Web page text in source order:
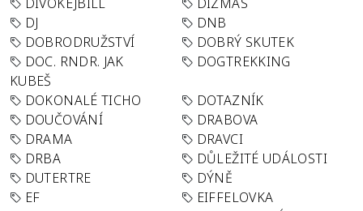
DJ
DNB
DOBRODRUŽSTVÍ
DOBRÝ SKUTEK
DOC. RNDR. JAK
KUBEŠ
DOGTREKKING
DOKONALÉ TICHO
DOTAZNÍK
DOUČOVÁNÍ
DRABOVA
DRAMA
DRAVCI
DRBA
DŮLEŽITÉ UDÁLOSTI
DUTERTRE
DÝNĚ
EF
EIFFELOVKA